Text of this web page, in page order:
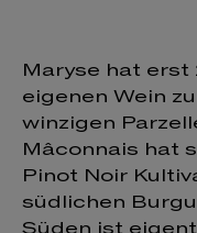
Maryse hat erst
eigenen Wein
winzigen
Mâconnais hat
Pinot Noir
südlichen
Süden ist